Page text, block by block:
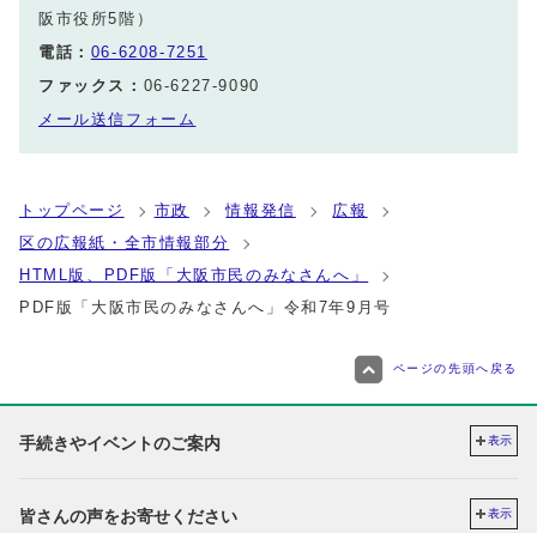
阪市役所5階）
電話： 06-6208-7251
ファックス： 06-6227-9090
メール送信フォーム
トップページ 市政 情報発信
広報
区の広報紙・全市情報部分
HTML版、PDF版「大阪市民のみなさんへ」
PDF版「大阪市民のみなさんへ」令和7年9月号
ページの先頭へ戻る
手続きやイベントのご案内 表示
皆さんの声をお寄せください 表示